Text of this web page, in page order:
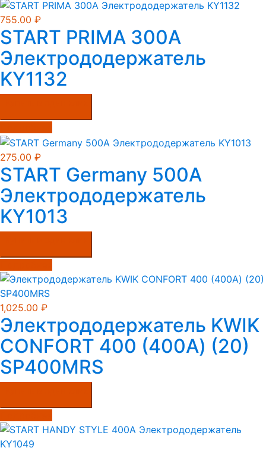
755.00 ₽
START PRIMA 300A
Электрододержатель
KY1132
275.00 ₽
START Germany 500A
Электрододержатель
KY1013
1,025.00 ₽
Электрододержатель KWIK
CONFORT 400 (400А) (20)
SP400MRS